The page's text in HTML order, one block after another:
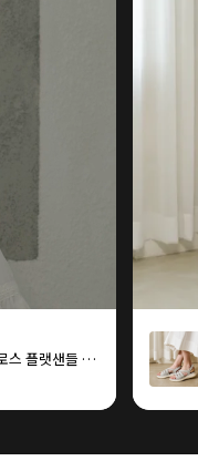
인텐스 by 엘칸토 여성 와이드 크로스 플랫샌들 1.5cm LCWW15I626